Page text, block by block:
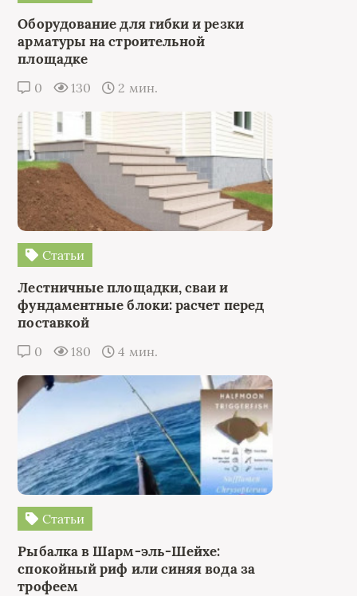
Оборудование для гибки и резки
арматуры на строительной
площадке
0 130 2 мин.
Статьи
Лестничные площадки, сваи и
фундаментные блоки: расчет перед
поставкой
0 180 4 мин.
Статьи
Рыбалка в Шарм-эль-Шейхе:
спокойный риф или синяя вода за
трофеем